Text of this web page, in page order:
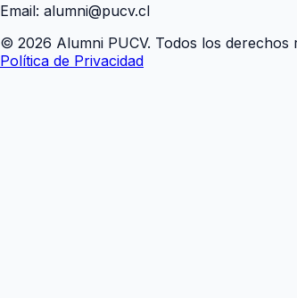
Email: alumni@pucv.cl
© 2026 Alumni PUCV. Todos los derechos
Política de Privacidad